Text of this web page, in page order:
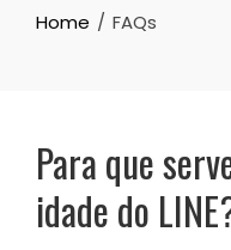
Home FAQs
Para que
idade do